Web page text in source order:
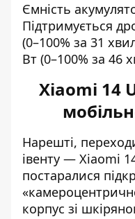
Ємність
Підтримується
(0–100% за 31
Вт (0–100% за 46
Xiaomi 14
Нарешті,
івенту — Xiaomi
постаралися
корпус зі